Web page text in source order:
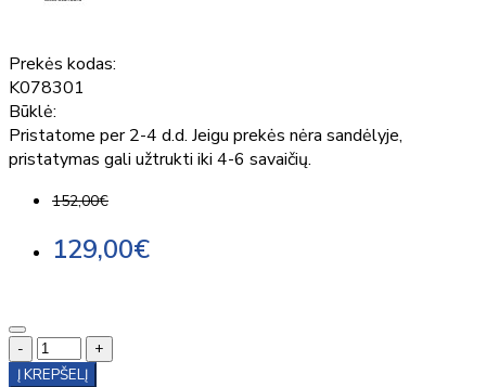
Prekės kodas:
K078301
Būklė:
Pristatome per 2-4 d.d. Jeigu prekės nėra sandėlyje,
pristatymas gali užtrukti iki 4-6 savaičių.
152,00€
129,00€
-
+
Į KREPŠELĮ